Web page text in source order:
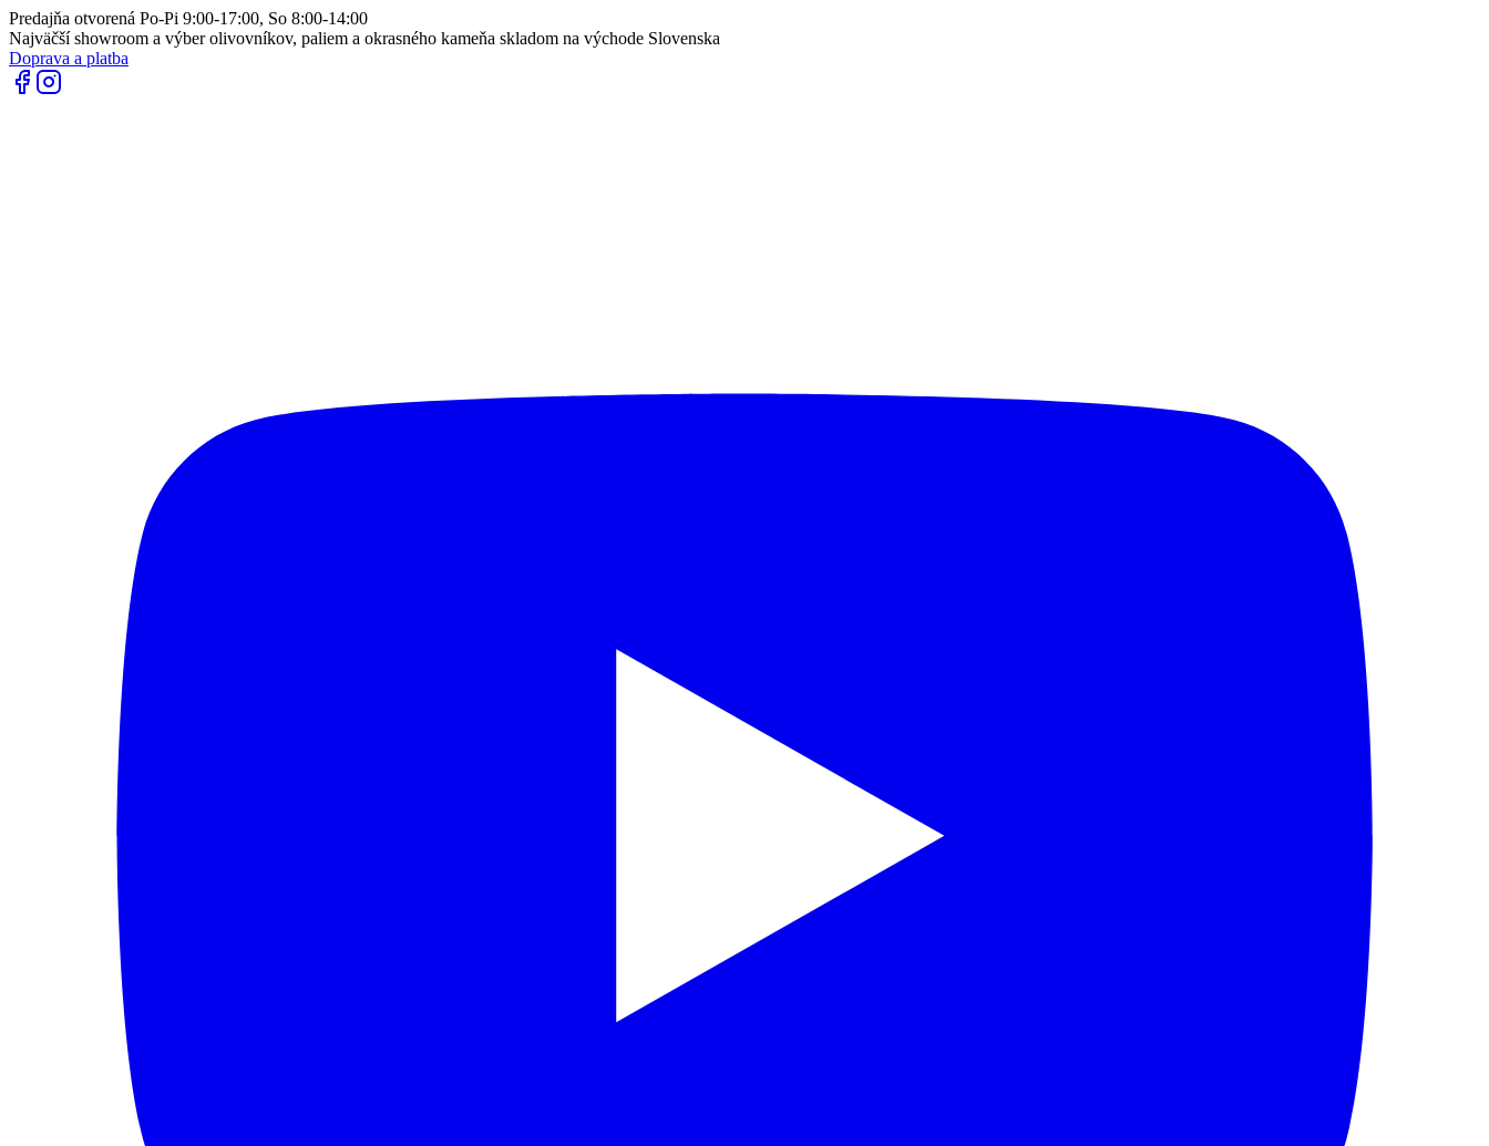
Predajňa otvorená Po-Pi 9:00-17:00, So 8:00-14:00
Najväčší showroom a výber olivovníkov, paliem a okrasného kameňa skladom na východe Slovenska
Doprava a platba